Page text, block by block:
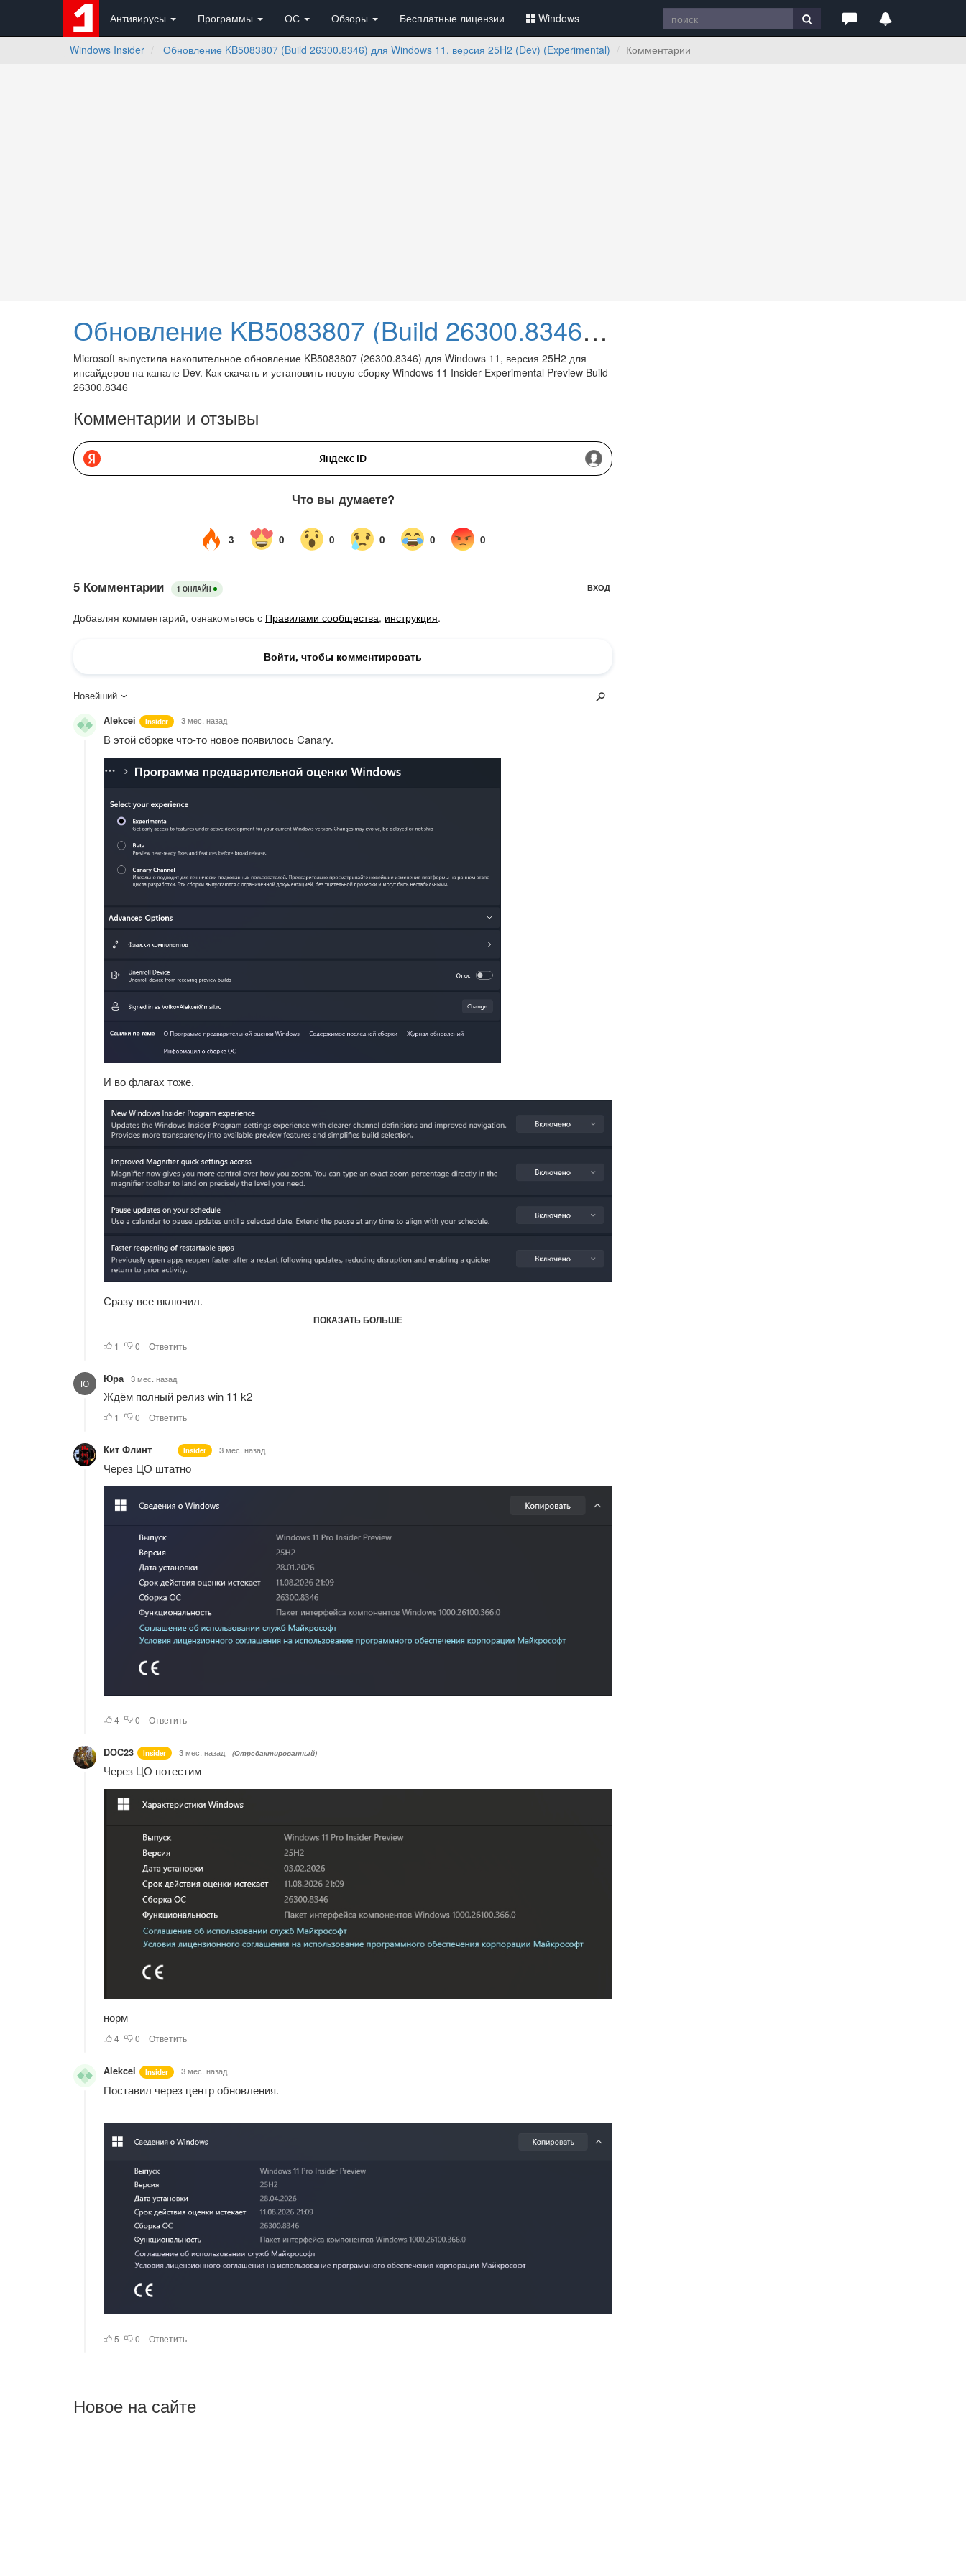
Антивирусы Программы ОС Обзоры Бесплатные лицензии Windows
Windows Insider Обновление KB5083807 (Build 26300.8346) для Windows 11, версия 25H2 (Dev) (Experimental) Комментарии
Обновление KB5083807 (Build 26300.8346) для Windows 11, версия 25H2 (Dev) (Experimental)
Microsoft выпустила накопительное обновление KB5083807 (26300.8346) для Windows 11, версия 25H2 для
инсайдеров на канале Dev. Как скачать и установить новую сборку Windows 11 Insider Experimental Preview Build
26300.8346
Комментарии и отзывы
Новое на сайте